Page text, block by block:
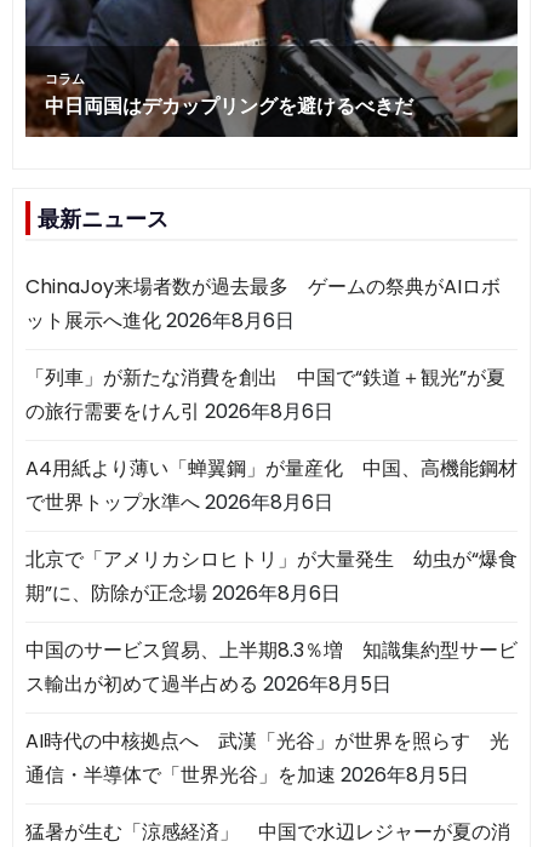
最新ニュース
ChinaJoy来場者数が過去最多 ゲームの祭典がAIロボ
ット展示へ進化2026年8月6日
「列車」が新たな消費を創出 中国で“鉄道＋観光”が夏
の旅行需要をけん引 2026年8月6日
A4用紙より薄い「蝉翼鋼」が量産化 中国、高機能鋼材
で世界トップ水準へ2026年8月6日
北京で「アメリカシロヒトリ」が大量発生 幼虫が“爆食
期”に、防除が正念場2026年8月6日
中国のサービス貿易、上半期8.3％増 知識集約型サービ
ス輸出が初めて過半占める 2026年8月5日
AI時代の中核拠点へ 武漢「光谷」が世界を照らす 光
通信・半導体で「世界光谷」を加速 2026年8月5日
猛暑が生む「涼感経済」 中国で水辺レジャーが夏の消